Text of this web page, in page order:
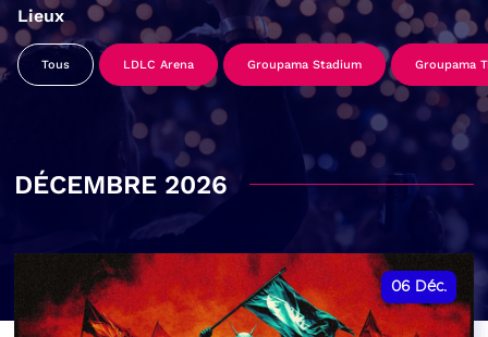
Lieux
Tous LDLC Arena Groupama Stadium Groupama
DÉCEMBRE 2026
06 Déc.